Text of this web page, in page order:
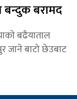
बरामद
बढैयाताल
जाने बाटो छेउबाट